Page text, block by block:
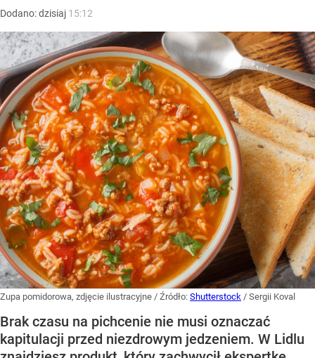
Dodano:dzisiaj 15:12
Zupa pomidorowa, zdjęcie ilustracyjne / Źródło: Shutterstock / Sergii Koval
Brak czasu na pichcenie nie musi oznaczać
kapitulacji przed niezdrowym jedzeniem. W Lidlu